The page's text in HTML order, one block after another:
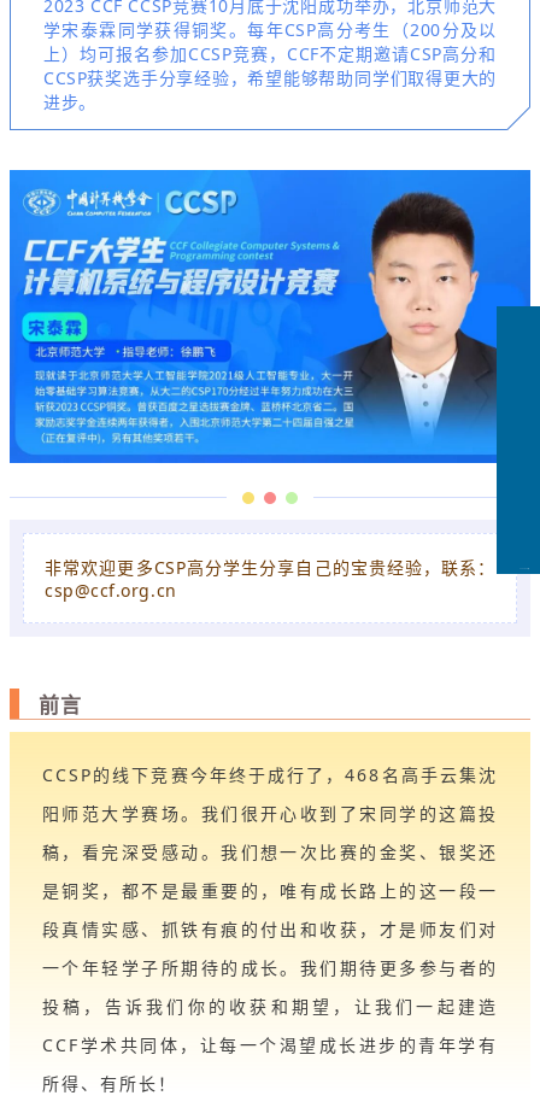
2023 CCF CCSP竞赛10月底于沈阳成功举办，北京师范大
学宋泰霖同学获得铜奖。每年CSP高分考生（200分及以
上）均可报名参加CCSP竞赛，CCF不定期邀请CSP高分和
CCSP获奖选手分享经验，希望能够帮助同学们取得更大的
进步。
非常欢迎更多CSP高分学生分享自己的宝贵经验，联系：
csp@ccf.org.cn
前言
CCSP的线下竞赛今年终于成行了，468名高手云集沈
阳师范大学赛场。我们很开心收到了宋同学的这篇投
稿，看完深受感动。我们想一次比赛的金奖、银奖还
是铜奖，都不是最重要的，唯有成长路上的这一段一
段真情实感、抓铁有痕的付出和收获，才是师友们对
一个年轻学子所期待的成长。我们期待更多参与者的
投稿，告诉我们你的收获和期望，让我们一起建造
CCF学术共同体，让每一个渴望成长进步的青年学有
所得、有所长！